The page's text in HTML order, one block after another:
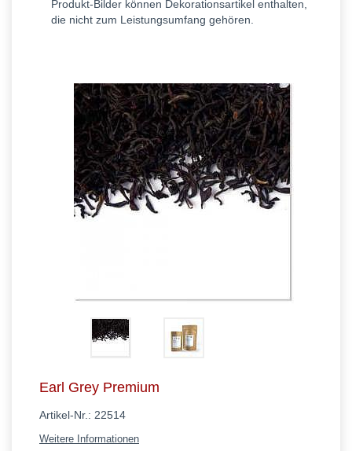
Produkt-Bilder können Dekorationsartikel enthalten,
die nicht zum Leistungsumfang gehören.
Earl Grey Premium
Artikel-Nr.: 22514
Weitere Informationen